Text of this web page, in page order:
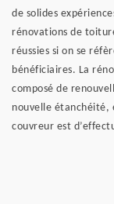
de solides
rénovations de
réussies si on se
bénéficiaires. La
composé de
nouvelle étanchéité,
couvreur est